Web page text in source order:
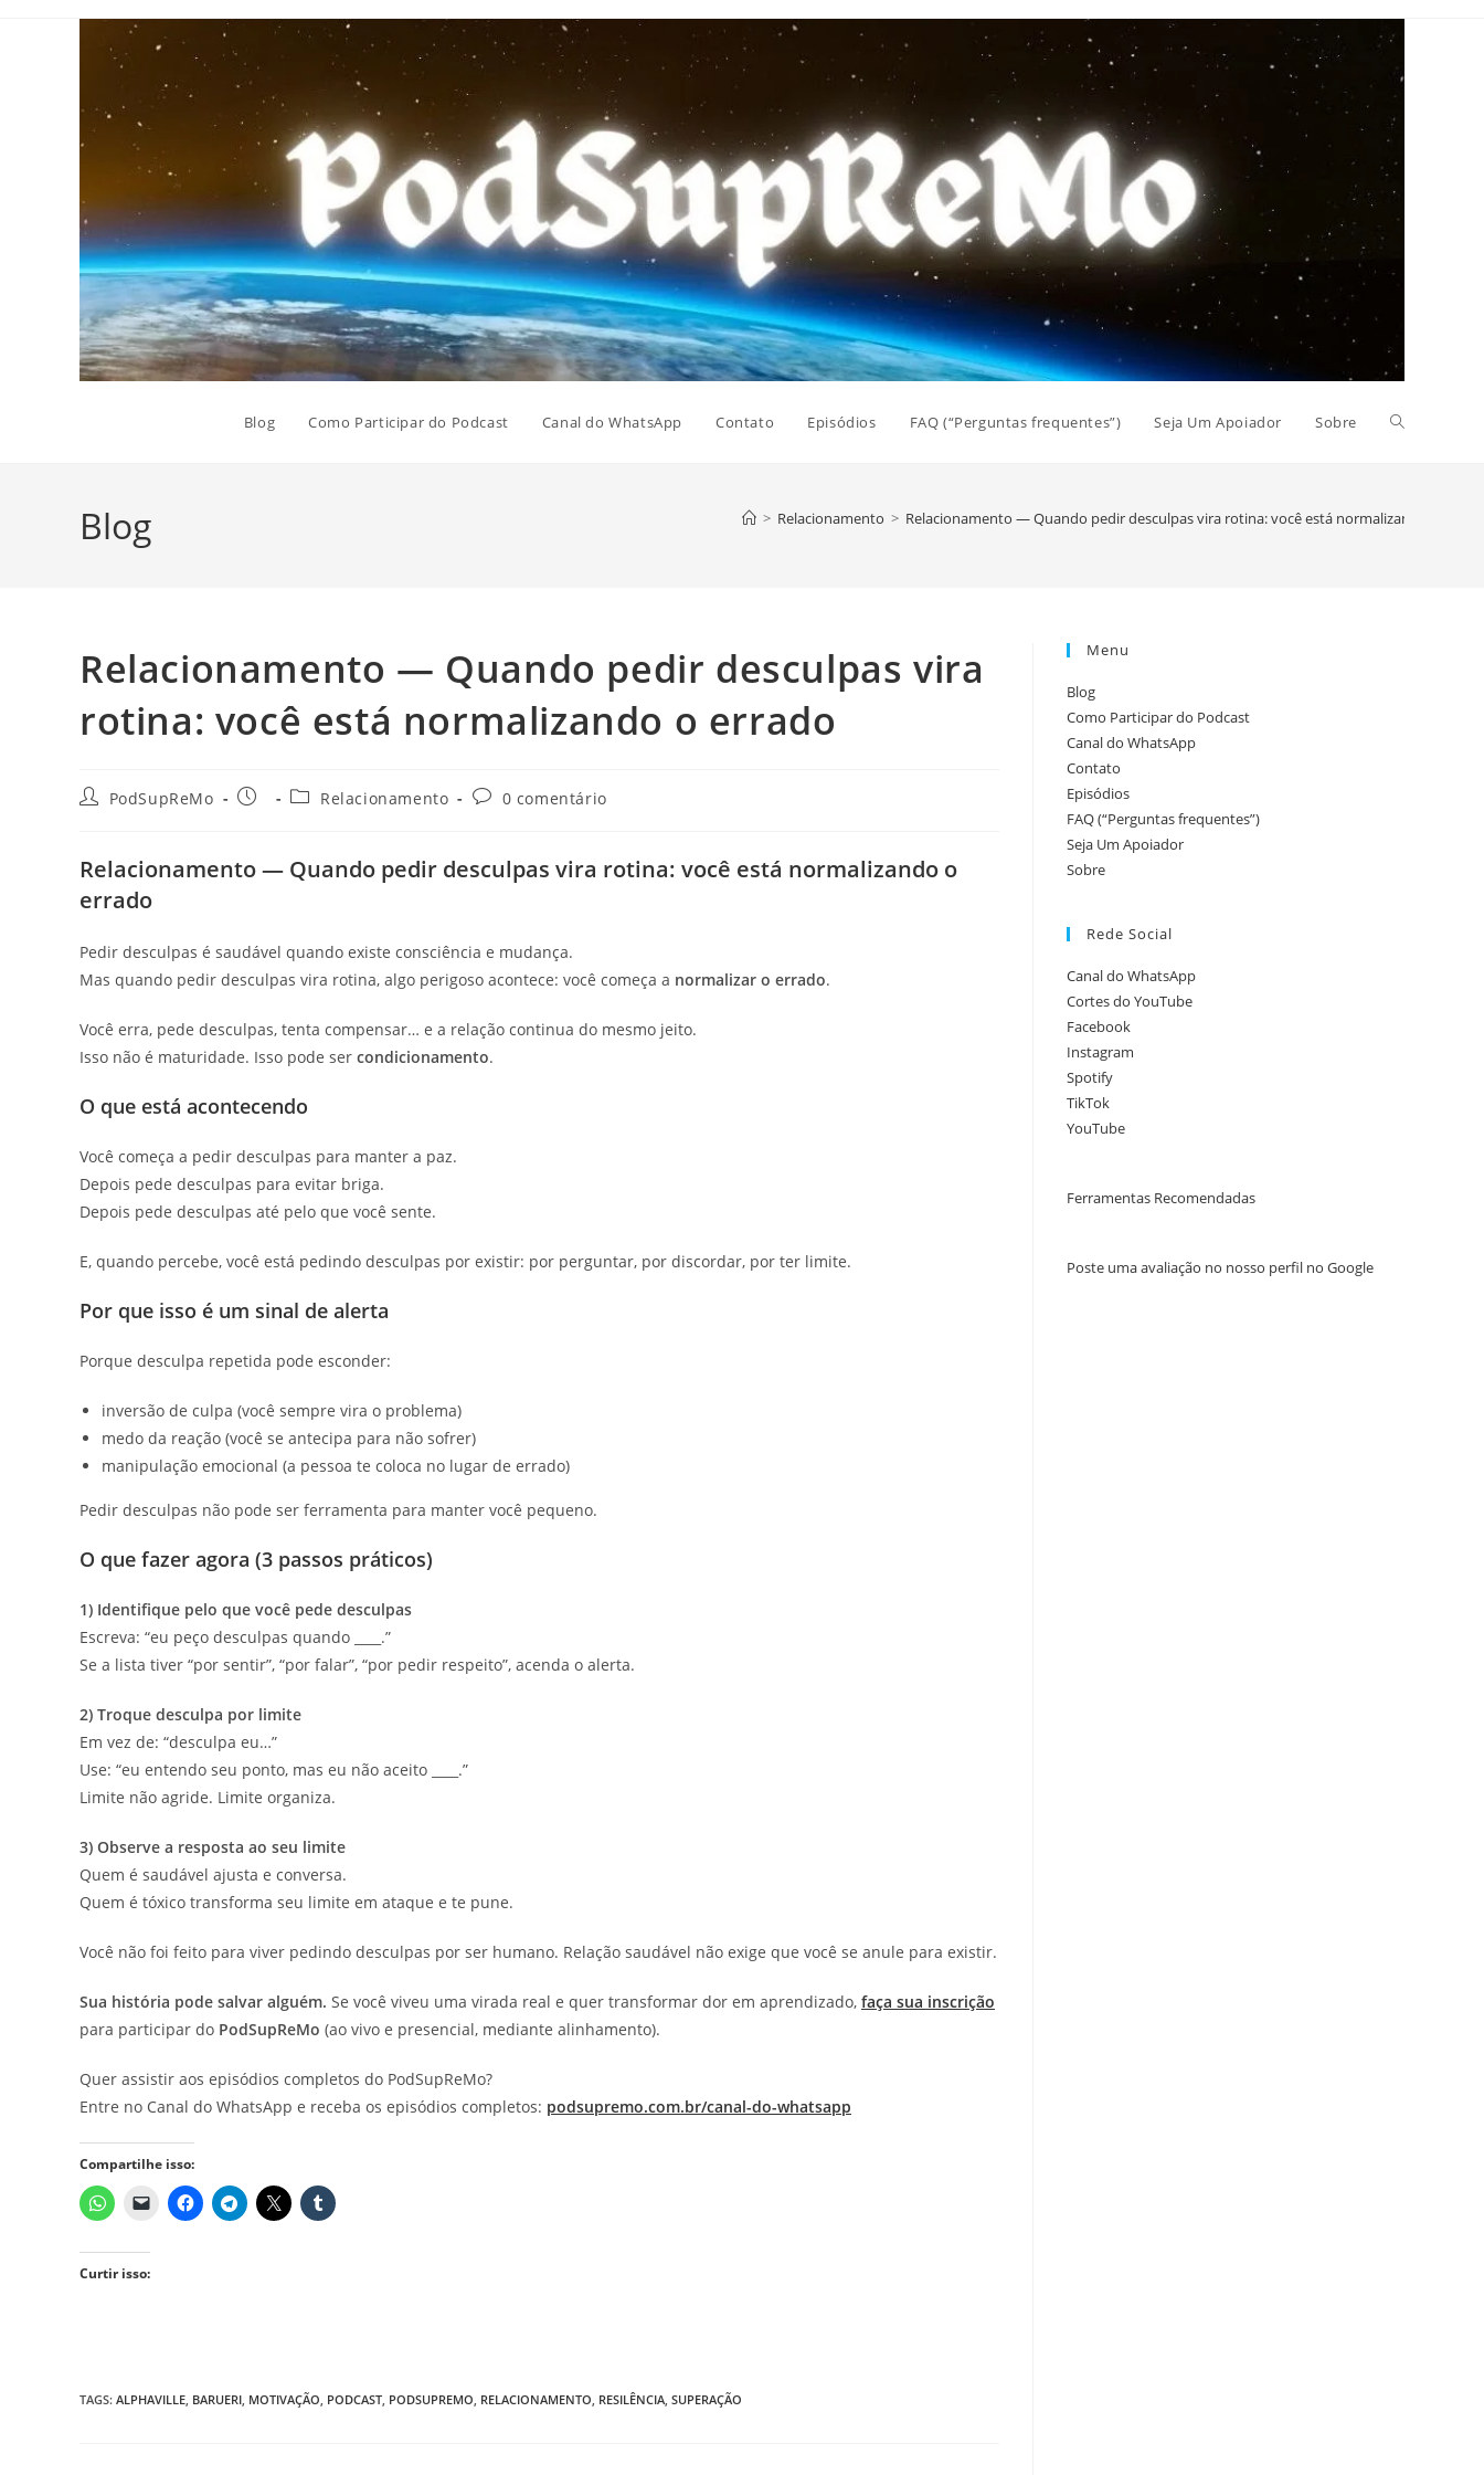
Blog Como Participar do Podcast Canal do WhatsApp Contato Episódios FAQ (“Perguntas frequentes”) Seja Um Apoiador Sobre Alternar
Blog > Relacionamento > Relacionamento — Quando pedir desculpas vira rotina: você está normalizando o
Relacionamento — Quando pedir desculpas vira
rotina: você está normalizando o errado
AutorPodSupReMo
Post
Categoria
Relacionamento
Comentários
0 comentário
Relacionamento — Quando pedir desculpas vira rotina: você está normalizando o
errado
Pedir desculpas é saudável quando existe consciência e mudança.
Mas quando pedir desculpas vira rotina, algo perigoso acontece: você começa a normalizar o errado.
Você erra, pede desculpas, tenta compensar… e a relação continua do mesmo jeito.
Isso não é maturidade. Isso pode ser condicionamento.
O que está acontecendo
Você começa a pedir desculpas para manter a paz.
Depois pede desculpas para evitar briga.
Depois pede desculpas até pelo que você sente.
E, quando percebe, você está pedindo desculpas por existir: por perguntar, por discordar, por ter limite.
Por que isso é um sinal de alerta
Porque desculpa repetida pode esconder:
inversão de culpa (você sempre vira o problema)
medo da reação (você se antecipa para não sofrer)
manipulação emocional (a pessoa te coloca no lugar de errado)
Pedir desculpas não pode ser ferramenta para manter você pequeno.
O que fazer agora (3 passos práticos)
1) Identifique pelo que você pede desculpas
Escreva: “eu peço desculpas quando ____.”
Se a lista tiver “por sentir”, “por falar”, “por pedir respeito”, acenda o alerta.
2) Troque desculpa por limite
Em vez de: “desculpa eu…”
Use: “eu entendo seu ponto, mas eu não aceito ____.”
Limite não agride. Limite organiza.
3) Observe a resposta ao seu limite
Quem é saudável ajusta e conversa.
Quem é tóxico transforma seu limite em ataque e te pune.
Você não foi feito para viver pedindo desculpas por ser humano. Relação saudável não exige que você se anule para existir.
Sua história pode salvar alguém. Se você viveu uma virada real e quer transformar dor em aprendizado, faça sua inscrição
para participar do PodSupReMo (ao vivo e presencial, mediante alinhamento).
Quer assistir aos episódios completos do PodSupReMo?
Entre no Canal do WhatsApp e receba os episódios completos: podsupremo.com.br/canal-do-whatsapp
Compartilhe isso:
Curtir isso:
TAGS: ALPHAVILLE, BARUERI, MOTIVAÇÃO, PODCAST, PODSUPREMO, RELACIONAMENTO, RESILÊNCIA, SUPERAÇÃO
Menu
Blog
Como Participar do Podcast
Canal do WhatsApp
Contato
Episódios
FAQ (“Perguntas frequentes”)
Seja Um Apoiador
Sobre
Rede Social
Canal do WhatsApp
Cortes do YouTube
Facebook
Instagram
Spotify
TikTok
YouTube
Ferramentas Recomendadas
Poste uma avaliação no nosso perfil no Google